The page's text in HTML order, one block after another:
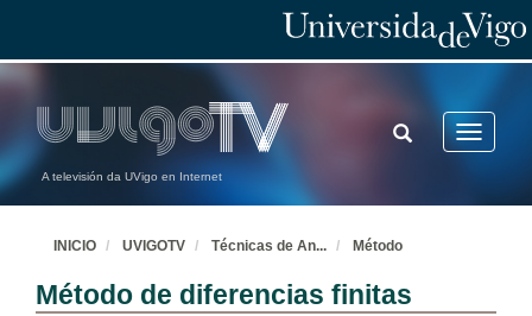
A televisión da UVigo en Internet
Toggle
TOGGLE
SEARCH
INICIO UVIGOTV Técnicas de An... Método
Método de diferencias finitas